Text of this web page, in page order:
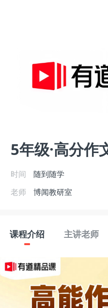
5年级·高分作
时间
随到随学
老师
博闻教研室
课程介绍 主讲老师